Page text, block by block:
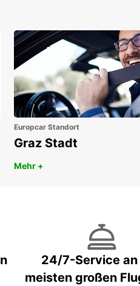
Europcar Standort
Graz Stadt
Mehr +
24/7-Service an
meisten großen